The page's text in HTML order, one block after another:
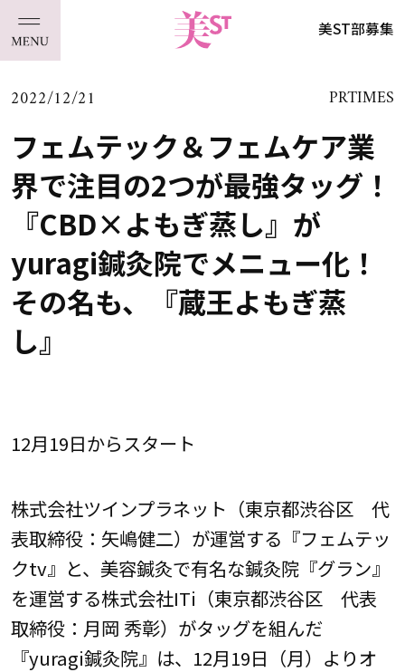
美ST部募集
2022/12/21 PRTIMES
フェムテック＆フェムケア業
界で注目の2つが最強タッグ！
『CBD×よもぎ蒸し』が
yuragi鍼灸院でメニュー化！
その名も、『蔵王よもぎ蒸
し』
12月19日からスタート
株式会社ツインプラネット（東京都渋谷区 代
表取締役：矢嶋健二）が運営する『フェムテッ
クtv』と、美容鍼灸で有名な鍼灸院『グラン』
を運営する株式会社ITi（東京都渋谷区 代表
取締役：月岡 秀彰）がタッグを組んだ
『yuragi鍼灸院』は、12月19日（月）よりオ